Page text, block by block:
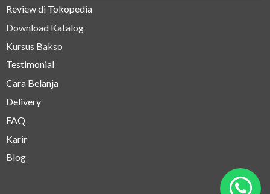
Review di Tokopedia
Download Katalog
Kursus Bakso
Testimonial
Cara Belanja
Delivery
FAQ
Karir
Blog